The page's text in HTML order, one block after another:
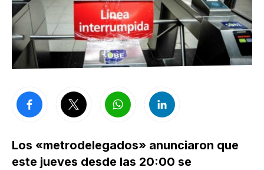
Los «metrodelegados» anunciaron que
este jueves desde las 20:00 se